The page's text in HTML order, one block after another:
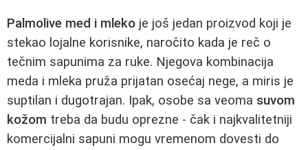
Palmolive med i mleko je još jedan proizvod koji je
stekao lojalne korisnike, naročito kada je reč o
tečnim sapunima za ruke. Njegova kombinacija
meda i mleka pruža prijatan osećaj nege, a miris je
suptilan i dugotrajan. Ipak, osobe sa veoma suvom
kožom treba da budu oprezne - čak i najkvalitetniji
komercijalni sapuni mogu vremenom dovesti do